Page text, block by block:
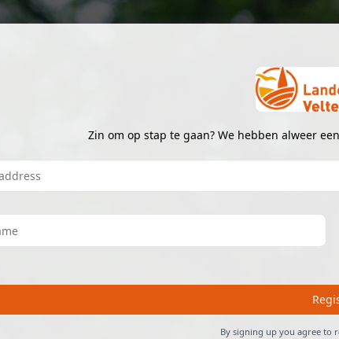
Zin om op stap te gaan? We hebben alweer
By signing up you agree to